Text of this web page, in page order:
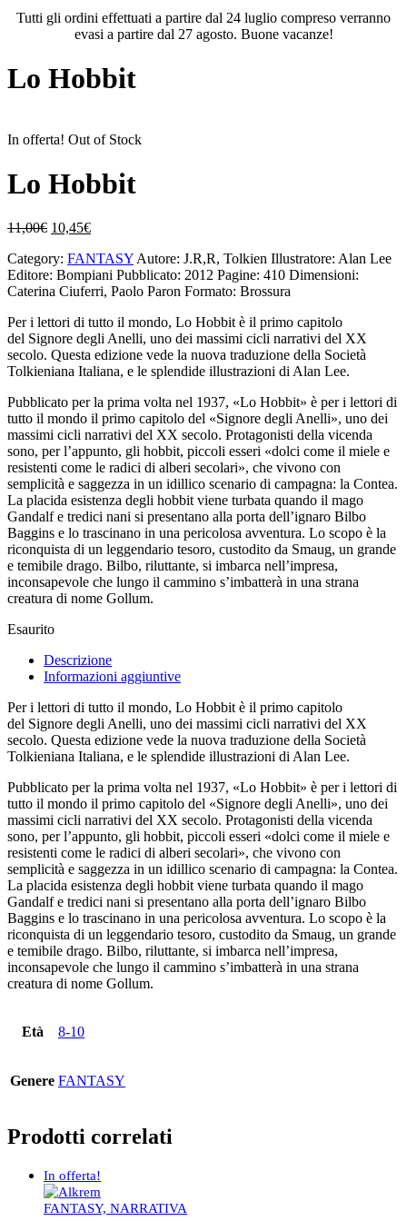
Tutti gli ordini effettuati a partire dal 24 luglio compreso verranno
evasi a partire dal 27 agosto. Buone vacanze!
Lo Hobbit
In offerta! Out of Stock
Lo Hobbit
11,00€ Il
originale
era:
11,00€.
10,45€Il
attuale
è:
10,45€.
Category: FANTASYAutore: J.R,R, Tolkien Illustratore: Alan Lee
Editore: Bompiani Pubblicato: 2012 Pagine: 410 Dimensioni:
Caterina Ciuferri, Paolo Paron Formato: Brossura
Per i lettori di tutto il mondo, Lo Hobbitè il primo capitolo
del Signore degli Anelli, uno dei massimi cicli narrativi del XX
secolo. Questa edizione vede la nuova traduzione della Società
Tolkieniana Italiana, e le splendide illustrazioni di Alan Lee.
Pubblicato per la prima volta nel 1937, «Lo Hobbit» è per i lettori di
tutto il mondo il primo capitolo del «Signore degli Anelli», uno dei
massimi cicli narrativi del XX secolo. Protagonisti della vicenda
sono, per l’appunto, gli hobbit, piccoli esseri «dolci come il miele e
resistenti come le radici di alberi secolari», che vivono con
semplicità e saggezza in un idillico scenario di campagna: la Contea.
La placida esistenza degli hobbit viene turbata quando il mago
Gandalf e tredici nani si presentano alla porta dell’ignaro Bilbo
Baggins e lo trascinano in una pericolosa avventura. Lo scopo è la
riconquista di un leggendario tesoro, custodito da Smaug, un grande
e temibile drago. Bilbo, riluttante, si imbarca nell’impresa,
inconsapevole che lungo il cammino s’imbatterà in una strana
creatura di nome Gollum.
Esaurito
Descrizione
Informazioni aggiuntive
Per i lettori di tutto il mondo, Lo Hobbitè il primo capitolo
del Signore degli Anelli, uno dei massimi cicli narrativi del XX
secolo. Questa edizione vede la nuova traduzione della Società
Tolkieniana Italiana, e le splendide illustrazioni di Alan Lee.
Pubblicato per la prima volta nel 1937, «Lo Hobbit» è per i lettori di
tutto il mondo il primo capitolo del «Signore degli Anelli», uno dei
massimi cicli narrativi del XX secolo. Protagonisti della vicenda
sono, per l’appunto, gli hobbit, piccoli esseri «dolci come il miele e
resistenti come le radici di alberi secolari», che vivono con
semplicità e saggezza in un idillico scenario di campagna: la Contea.
La placida esistenza degli hobbit viene turbata quando il mago
Gandalf e tredici nani si presentano alla porta dell’ignaro Bilbo
Baggins e lo trascinano in una pericolosa avventura. Lo scopo è la
riconquista di un leggendario tesoro, custodito da Smaug, un grande
e temibile drago. Bilbo, riluttante, si imbarca nell’impresa,
inconsapevole che lungo il cammino s’imbatterà in una strana
creatura di nome Gollum.
Età 8-10
Genere FANTASY
Prodotti correlati
In offerta!
FANTASY, NARRATIVA